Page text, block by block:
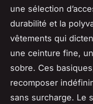
une sélection
durabilité et la
vêtements qui
une ceinture fine,
sobre. Ces
recomposer
sans surcharge. Le